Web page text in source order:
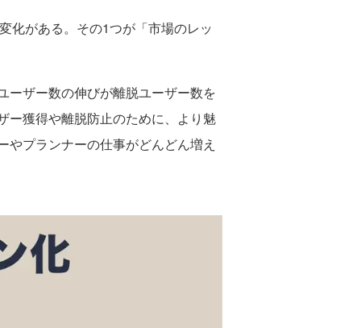
がある。その1つが「市場のレッ
ザー数の伸びが離脱ユーザー数を
ー獲得や離脱防止のために、より魅
プランナーの仕事がどんどん増え